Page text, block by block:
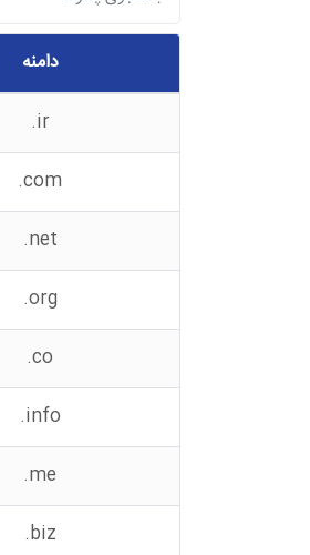
دامنه
.ir
.com
.net
.org
.co
.info
.me
.biz